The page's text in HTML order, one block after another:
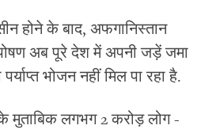
होने के बाद, अफगानिस्तान
अब पूरे देश में अपनी जड़ें जमा
भोजन नहीं मिल पा रहा है.
मुताबिक लगभग 2 करोड़ लोग -